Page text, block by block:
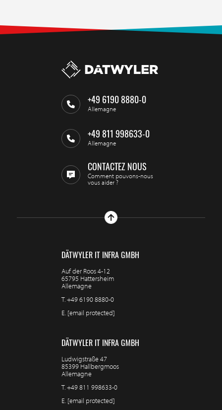
+49 6190 8880-0
Allemagne
+49 811 998633-0
Allemagne
CONTACTEZ NOUS
Comment pouvons-nous
vous aider ?
DÄTWYLER IT INFRA GMBH
Auf der Roos 4-12
65795 Hattersheim
Allemagne
T.+49 6190 8880-0
E. [email protected]
DÄTWYLER IT INFRA GMBH
Ludwigstraße 47
85399 Hallbergmoos
Allemagne
T.+49 811 998633-0
E. [email protected]